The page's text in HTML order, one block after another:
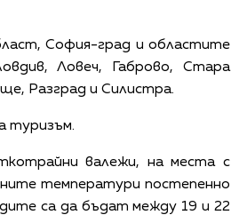
София-град и областите
Ловеч, Габрово, Стара
Разград и Силистра.
туризъм.
валежи, на места с
температури постепенно
са да бъдат между 19 и 22